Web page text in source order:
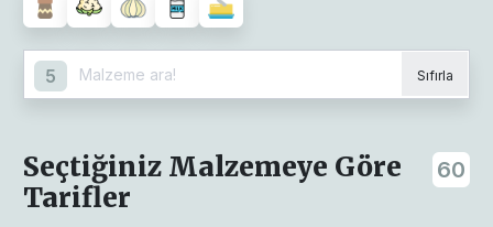
5 Sıfırla
Seçtiğiniz Malzemeye Göre
Tarifler
60